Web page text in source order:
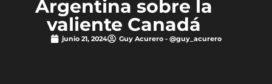
Argentina sobre la
valiente Canadá
junio 21, 2024 Guy Acurero - @guy_acurero